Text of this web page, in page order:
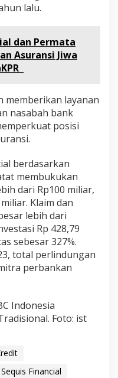
lalu.
dan Permata
Asuransi Jiwa
memberikan layanan
nasabah bank
posisi
berdasarkan
membukukan
dari Rp100 miliar,
Klaim dan
lebih dari
Rp 428,79
sebesar 327%.
total perlindungan
perbankan
Indonesia
Foto: ist
Financial